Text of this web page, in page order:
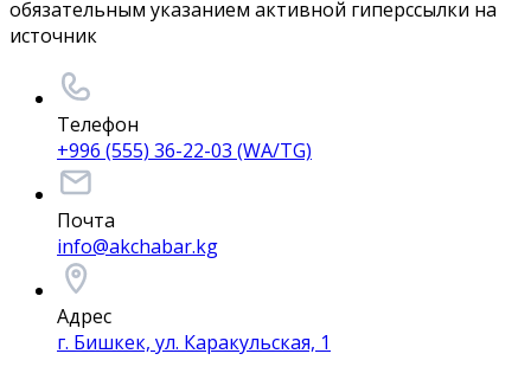
обязательным указанием активной гиперссылки на
источник
Телефон
+996 (555) 36-22-03 (WA/TG)
Почта
info@akchabar.kg
Адрес
г. Бишкек, ул. Каракульская, 1